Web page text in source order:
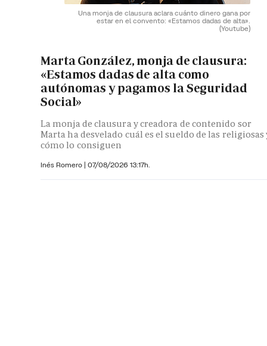
Una monja de clausura aclara cuánto dinero gana por
estar en el convento: «Estamos dadas de alta».
(Youtube)
Marta González, monja de clausura:
«Estamos dadas de alta como
autónomas y pagamos la Seguridad
Social»
La monja de clausura y creadora de contenido sor
Marta ha desvelado cuál es el sueldo de las religiosas
cómo lo consiguen
Inés Romero | 07/08/2026 13:17h.